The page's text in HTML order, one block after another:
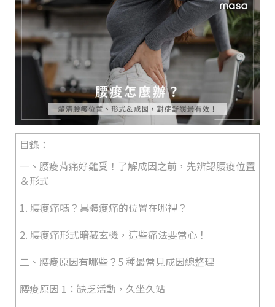
目錄：
一、腰痠背痛好難受！了解成因之前，先辨認腰痠位置
＆形式
1. 腰痠痛嗎？具體痠痛的位置在哪裡？
2. 腰痠痛形式暗藏玄機，這些痛法要當心！
二、腰痠原因有哪些？5 種最常見成因總整理
腰痠原因 1：缺乏活動，久坐久站